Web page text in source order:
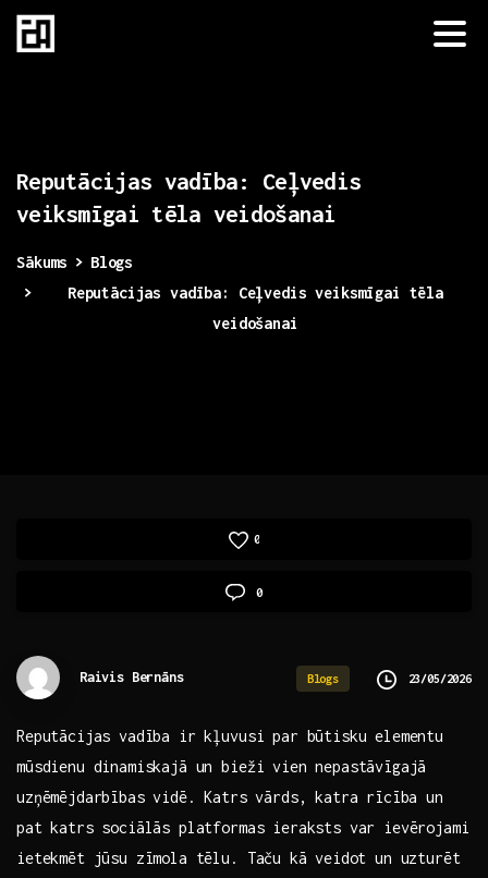
Reputācijas vadība:
Ceļvedis
veiksmīgai tēla veidošanai
Sākums
Blogs
Reputācijas vadība: Ceļvedis veiksmīgai tēla
veidošanai
0
0
Raivis Bernāns Blogs 23/05/2026
Reputācijas vadība ir kļuvusi par būtisku elementu
mūsdienu ​dinamiskajā un bieži vien nepastāvīgajā
uzņēmējdarbības vidē. ⁣Katrs vārds, katra rīcība un
pat​ katrs ​sociālās platformas ‌ieraksts var ievērojami
‌ietekmēt jūsu zīmola tēlu. Taču ⁣kā veidot un uzturēt​